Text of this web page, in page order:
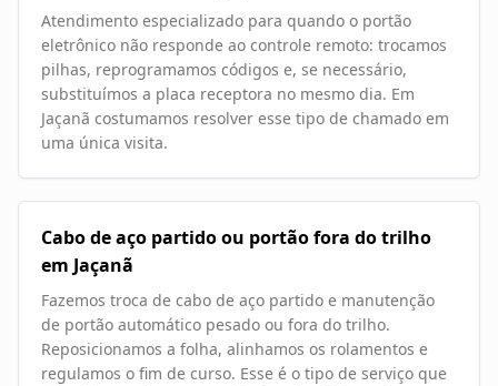
Atendimento especializado para quando o portão
eletrônico não responde ao controle remoto: trocamos
pilhas, reprogramamos códigos e, se necessário,
substituímos a placa receptora no mesmo dia. Em
Jaçanã costumamos resolver esse tipo de chamado em
uma única visita.
Cabo de aço partido ou portão fora do trilho
em Jaçanã
Fazemos troca de cabo de aço partido e manutenção
de portão automático pesado ou fora do trilho.
Reposicionamos a folha, alinhamos os rolamentos e
regulamos o fim de curso. Esse é o tipo de serviço que